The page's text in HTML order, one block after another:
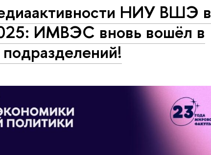
НИУ ВШЭ в
ИМВЭС вновь вошёл в